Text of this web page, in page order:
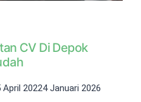
CV Di Depok
April 20224 Januari 2026